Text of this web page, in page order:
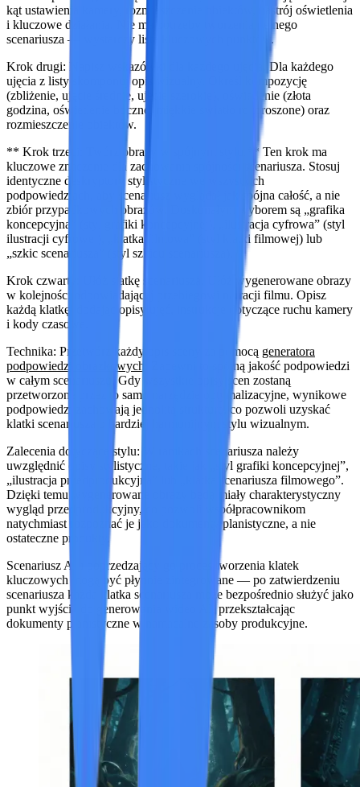
kąt ustawienia kamery, rozmieszczenie obiektów, nastrój oświetlenia
i kluczowe działania. Nie ma potrzeby tworzenia pełnego
scenariusza — wystarczy lista kluczowych punktów.
Krok drugi: Napisz wskazówki dla każdego ujęcia.
Dla każdego
ujęcia z listy skomponuj opis wizualny. Określ kompozycję
(zbliżenie, ujęcie średnie, ujęcie szerokie), oświetlenie (złota
godzina, oświetlenie boczne, miękkie światło rozproszone) oraz
rozmieszczenie obiektów.
** Krok trzeci: Twórz obrazy w spójnym stylu.** Ten krok ma
kluczowe znaczenie dla zachowania spójności scenariusza. Stosuj
identyczne deskryptory stylistyczne we wszystkich
podpowiedziach, aby scenariusz wyglądał jak spójna całość, a nie
zbiór przypadkowych obrazów. Doskonałym wyborem są „grafika
koncepcyjna” (styl grafiki koncepcyjnej), „ilustracja cyfrowa” (styl
ilustracji cyfrowej), „klatka filmowa” (styl klatki filmowej) lub
„szkic scenariusza” (styl szkicu scenariusza).
Krok czwarty: Ułóż siatkę scenariusza. Ułóż wygenerowane obrazy
w kolejności odpowiadającej przebiegowi narracji filmu. Opisz
każdą klatkę, dodając opisy ujęć, instrukcje dotyczące ruchu kamery
i kody czasowe.
Technika: Przetwórz każdy opis sceny za pomocą generatora
podpowiedzi obrazkowych
. Zapewni to spójną jakość podpowiedzi
w całym scenariuszu. Gdy wszystkie opisy scen zostaną
przetworzone przez to samo narzędzie optymalizacyjne, wynikowe
podpowiedzi zachowają jednolitą strukturę, co pozwoli uzyskać
klatki scenariusza o bardziej harmonijnym stylu wizualnym.
Zalecenia dotyczące stylu: W ramkach scenariusza należy
uwzględnić opisy stylistyczne, takie jak „styl grafiki koncepcyjnej”,
„ilustracja przedprodukcyjna” lub „klatka scenariusza filmowego”.
Dzięki temu wygenerowane obrazy będą miały charakterystyczny
wygląd przedprodukcyjny, co pozwoli współpracownikom
natychmiast rozpoznać je jako dokumenty planistyczne, a nie
ostateczne produkty.
Scenariusz AI i poprzedzający go proces tworzenia klatek
kluczowych mogą być płynnie zintegrowane — po zatwierdzeniu
scenariusza każda klatka scenariusza może bezpośrednio służyć jako
punkt wyjścia do generowania wideo AI, przekształcając
dokumenty planistyczne w namacalne zasoby produkcyjne.